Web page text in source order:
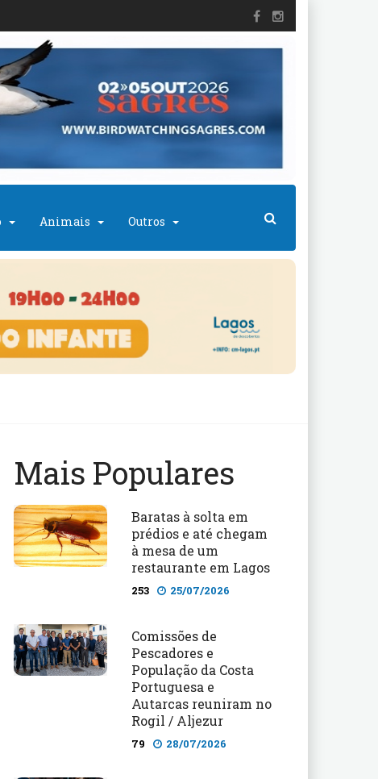
Animais Outros
Mais Populares
Baratas à solta em
prédios e até chegam
à mesa de um
restaurante em Lagos
253 25/07/2026
Comissões de
Pescadores e
População da Costa
Portuguesa e
Autarcas reuniram no
Rogil / Aljezur
79 28/07/2026